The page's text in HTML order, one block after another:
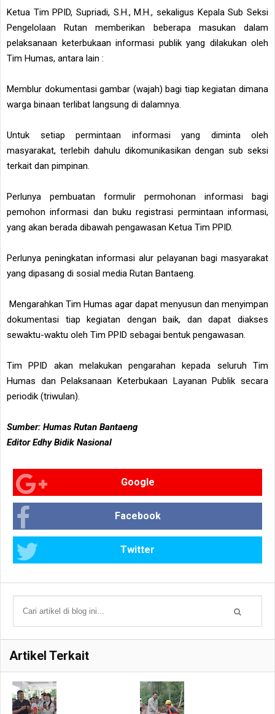
Ketua Tim PPID, Supriadi, S.H., M.H., sekaligus Kepala Sub Seksi
Pengelolaan Rutan memberikan beberapa masukan dalam
pelaksanaan keterbukaan informasi publik yang dilakukan oleh
Tim Humas, antara lain :
Memblur dokumentasi gambar (wajah) bagi tiap kegiatan dimana
warga binaan terlibat langsung di dalamnya.
Untuk setiap permintaan informasi yang diminta oleh
masyarakat, terlebih dahulu dikomunikasikan dengan sub seksi
terkait dan pimpinan.
Perlunya pembuatan formulir permohonan informasi bagi
pemohon informasi dan buku registrasi permintaan informasi,
yang akan berada dibawah pengawasan Ketua Tim PPID.
Perlunya peningkatan informasi alur pelayanan bagi masyarakat
yang dipasang di sosial media Rutan Bantaeng.
Mengarahkan Tim Humas agar dapat menyusun dan menyimpan
dokumentasi tiap kegiatan dengan baik, dan dapat diakses
sewaktu-waktu oleh Tim PPID sebagai bentuk pengawasan.
Tim PPID akan melakukan pengarahan kepada seluruh Tim
Humas dan Pelaksanaan Keterbukaan Layanan Publik secara
periodik (triwulan).
Sumber: Humas Rutan Bantaeng
Editor Edhy Bidik Nasional
Google
Facebook
Twitter
Artikel Terkait